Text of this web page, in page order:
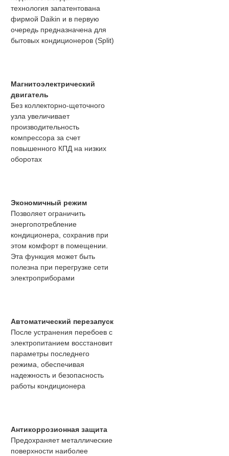
технология запатентована
фирмой Daikin и в первую
очередь предназначена для
бытовых кондиционеров (Split)
Магнитоэлектрический
двигатель
Без коллекторно-щеточного
узла увеличивает
производительность
компрессора за счет
повышенного КПД на низких
оборотах
Экономичный режим
Позволяет ограничить
энергопотребление
кондиционера, сохранив при
этом комфорт в помещении.
Эта функция может быть
полезна при перегрузке сети
электроприборами
Автоматический перезапуск
После устранения перебоев с
электропитанием восстановит
параметры последнего
режима, обеспечивая
надежность и безопасность
работы кондиционера
Антикоррозионная защита
Предохраняет металлические
поверхности наиболее